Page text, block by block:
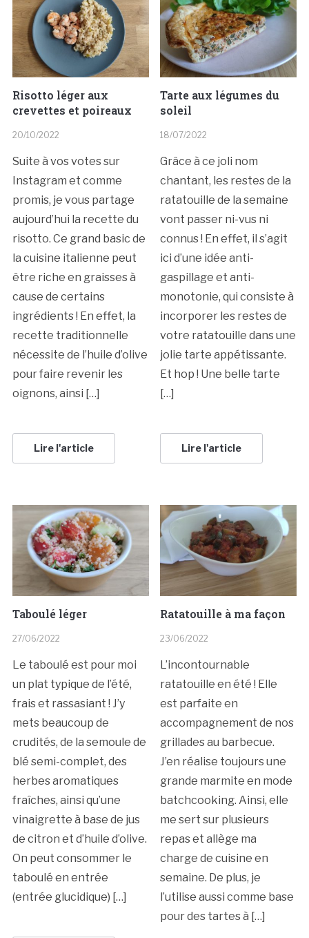
Risotto léger aux
crevettes et poireaux
20/10/2022
Suite à vos votes sur
Instagram et comme
promis, je vous partage
aujourd’hui la recette du
risotto. Ce grand basic de
la cuisine italienne peut
être riche en graisses à
cause de certains
ingrédients ! En effet, la
recette traditionnelle
nécessite de l’huile d’olive
pour faire revenir les
oignons, ainsi […]
Lire l'article
Tarte aux légumes du
soleil
18/07/2022
Grâce à ce joli nom
chantant, les restes de la
ratatouille de la semaine
vont passer ni-vus ni
connus ! En effet, il s’agit
ici d’une idée anti-
gaspillage et anti-
monotonie, qui consiste à
incorporer les restes de
votre ratatouille dans une
jolie tarte appétissante.
Et hop ! Une belle tarte
[…]
Lire l'article
Taboulé léger
27/06/2022
Le taboulé est pour moi
un plat typique de l’été,
frais et rassasiant ! J’y
mets beaucoup de
crudités, de la semoule de
blé semi-complet, des
herbes aromatiques
fraîches, ainsi qu’une
vinaigrette à base de jus
de citron et d’huile d’olive.
On peut consommer le
taboulé en entrée
(entrée glucidique) […]
Ratatouille à ma façon
23/06/2022
L’incontournable
ratatouille en été ! Elle
est parfaite en
accompagnement de nos
grillades au barbecue.
J’en réalise toujours une
grande marmite en mode
batchcooking. Ainsi, elle
me sert sur plusieurs
repas et allège ma
charge de cuisine en
semaine. De plus, je
l’utilise aussi comme base
pour des tartes à […]